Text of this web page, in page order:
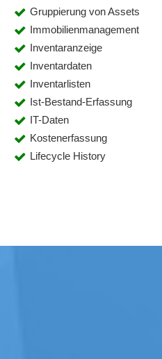
Gruppierung von Assets
Immobilienmanagement
Inventaranzeige
Inventardaten
Inventarlisten
Ist-Bestand-Erfassung
IT-Daten
Kostenerfassung
Lifecycle History